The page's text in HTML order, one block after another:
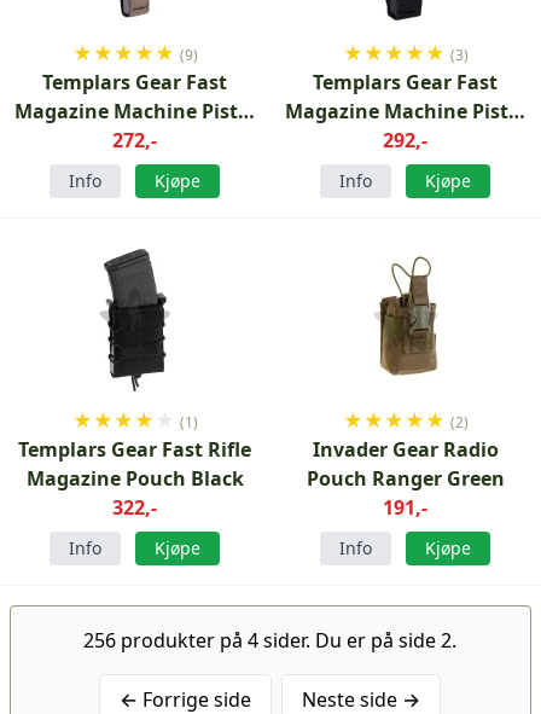
★★★★★ (9)
Templars Gear Fast
Magazine Machine Pistol
Pouch Ranger Green
272,-
Info Kjøpe
★★★★★ (3)
Templars Gear Fast
Magazine Machine Pistol
Pouch Black
292,-
Info Kjøpe
★★★★ ★ (1)
Templars Gear Fast Rifle
Magazine Pouch Black
322,-
Info Kjøpe
★★★★★ (2)
Invader Gear Radio
Pouch Ranger Green
191,-
Info Kjøpe
256 produkter på 4 sider. Du er på side 2.
← Forrige side Neste side →